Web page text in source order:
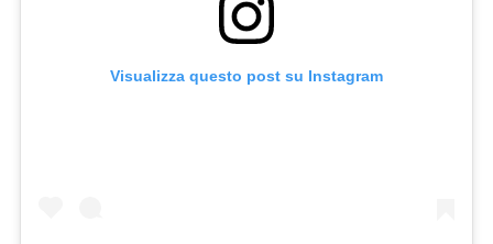
Visualizza questo post su Instagram